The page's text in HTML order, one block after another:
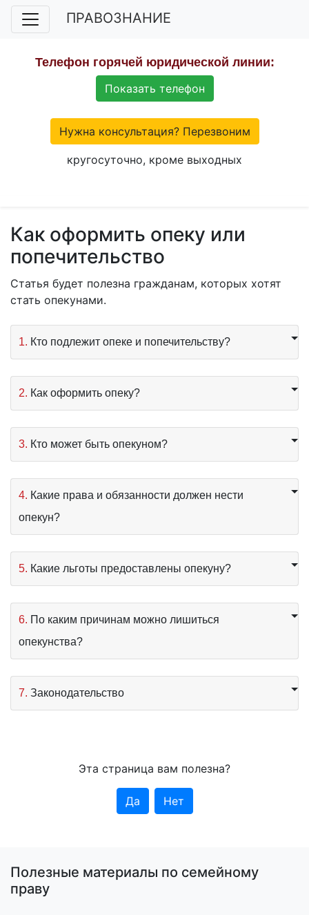
ПРАВОЗНАНИЕ
Телефон горячей юридической линии:
Показать телефон
Нужна консультация? Перезвоним
кругосуточно, кроме выходных
Как оформить опеку или
попечительство
Эта страница вам полезна?
Да Нет
Статья будет полезна гражданам, которых хотят
стать опекунами.
1. Кто подлежит опеке и попечительству?
2. Как оформить опеку?
3. Кто может быть опекуном?
4. Какие права и обязанности должен нести
опекун?
5. Какие льготы предоставлены опекуну?
6. По каким причинам можно лишиться
опекунства?
7. Законодательство
Полезные материалы по семейному
праву